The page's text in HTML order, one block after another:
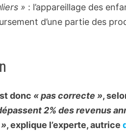
» : l’appareillage des
d’une partie des
donc « pas correcte »,
2% des revenus
, explique l’experte, autrice